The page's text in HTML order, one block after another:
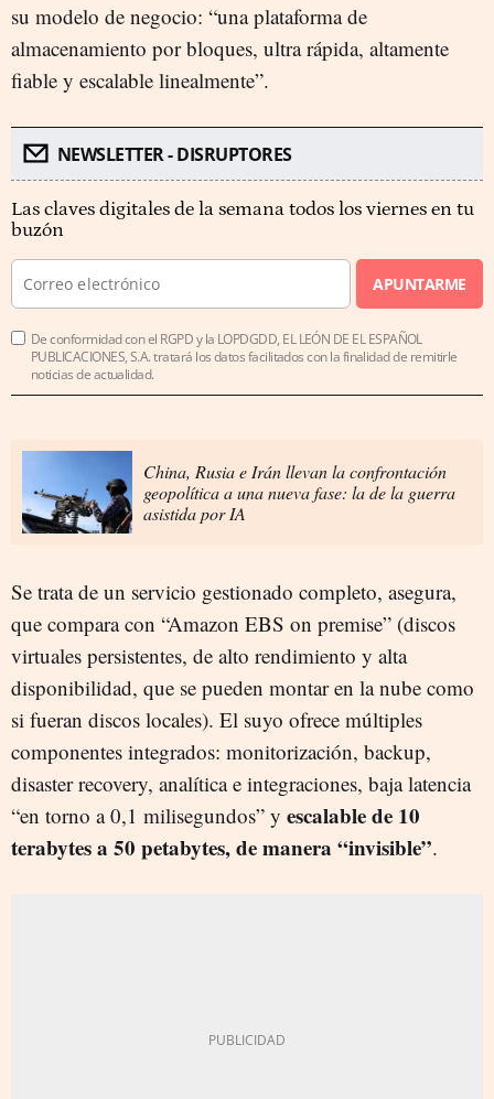
su modelo de negocio: “una plataforma de
almacenamiento por bloques, ultra rápida, altamente
fiable y escalable linealmente”.
NEWSLETTER - DISRUPTORES
Las claves digitales de la semana todos los viernes en tu
buzón
APUNTARME
De conformidad con el RGPD y la LOPDGDD, EL LEÓN DE EL ESPAÑOL
PUBLICACIONES, S.A. tratará los datos facilitados con la finalidad de remitirle
noticias de actualidad.
China, Rusia e Irán llevan la confrontación
geopolítica a una nueva fase: la de la guerra
asistida por IA
Se trata de un servicio gestionado completo, asegura,
que compara con “Amazon EBS on premise” (discos
virtuales persistentes, de alto rendimiento y alta
disponibilidad, que se pueden montar en la nube como
si fueran discos locales). El suyo ofrece múltiples
componentes integrados: monitorización, backup,
disaster recovery, analítica e integraciones, baja latencia
“en torno a 0,1 milisegundos” y escalable de 10
terabytes a 50 petabytes, de manera “invisible”.